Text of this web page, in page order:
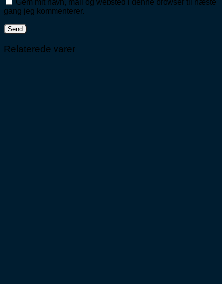
Gem mit navn, mail og websted i denne browser til næste
gang jeg kommenterer.
Relaterede varer